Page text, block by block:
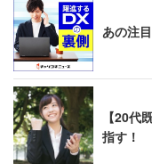
あの注
【20代
指す！